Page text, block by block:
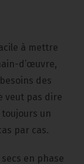
à mettre
d’œuvre,
des
veut pas dire
un
par cas.
en phase